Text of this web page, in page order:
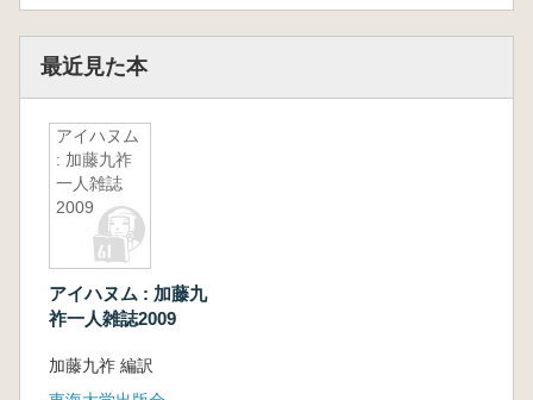
最近見た本
アイハヌム
: 加藤九祚
一人雑誌
2009
アイハヌム : 加藤九
祚一人雑誌2009
加藤九祚 編訳